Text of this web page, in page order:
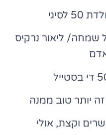
שמחה/ ליאור נרקיס
יותר טוב ממנה
וקצת, אולי